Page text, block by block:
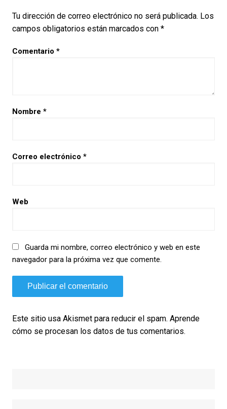
Tu dirección de correo electrónico no será publicada. Los
campos obligatorios están marcados con *
Comentario *
Nombre *
Correo electrónico *
Web
Guarda mi nombre, correo electrónico y web en este
navegador para la próxima vez que comente.
Este sitio usa Akismet para reducir el spam. Aprende
cómo se procesan los datos de tus comentarios.